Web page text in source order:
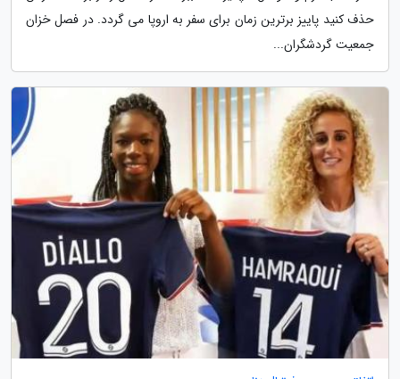
حذف کنید پاییز برترین زمان برای سفر به اروپا می گردد. در فصل خزان
جمعیت گردشگران...